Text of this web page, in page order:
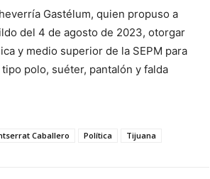
Gastélum, quien propuso a
del 4 de agosto de 2023, otorgar
y medio superior de la SEPM para
polo, suéter, pantalón y falda
Caballero Política Tijuana